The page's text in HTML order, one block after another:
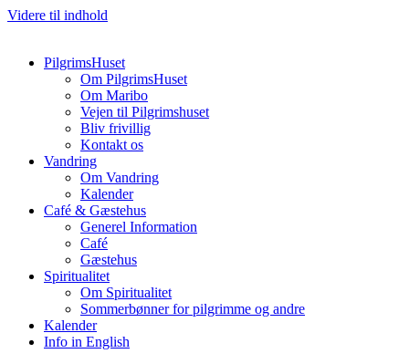
Videre til indhold
PilgrimsHuset
Om PilgrimsHuset
Om Maribo
Vejen til Pilgrimshuset
Bliv frivillig
Kontakt os
Vandring
Om Vandring
Kalender
Café & Gæstehus
Generel Information
Café
Gæstehus
Spiritualitet
Om Spiritualitet
Sommerbønner for pilgrimme og andre
Kalender
Info in English